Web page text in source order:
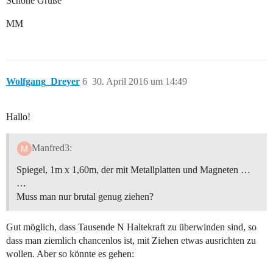
MM
Wolfgang_Dreyer 30. April 2016 um 14:49
6
Hallo!
Manfred3:
Spiegel, 1m x 1,60m, der mit Metallplatten und Magneten …
…
Muss man nur brutal genug ziehen?
Gut möglich, dass Tausende N Haltekraft zu überwinden sind, so
dass man ziemlich chancenlos ist, mit Ziehen etwas ausrichten zu
wollen. Aber so könnte es gehen: